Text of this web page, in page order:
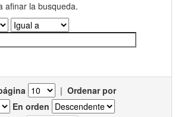
afinar la busqueda.
| Ordenar por
En orden